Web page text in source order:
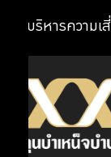
การบริหารความเ
การ
ลงทุ